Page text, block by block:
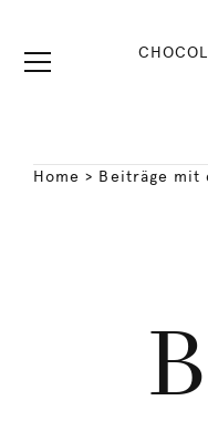
Home > Beiträge mit